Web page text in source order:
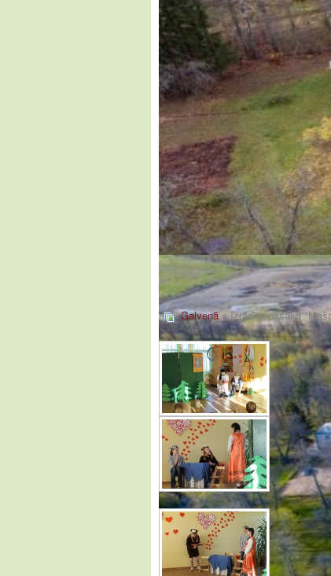
Galvenā» Izrādīta pasaka